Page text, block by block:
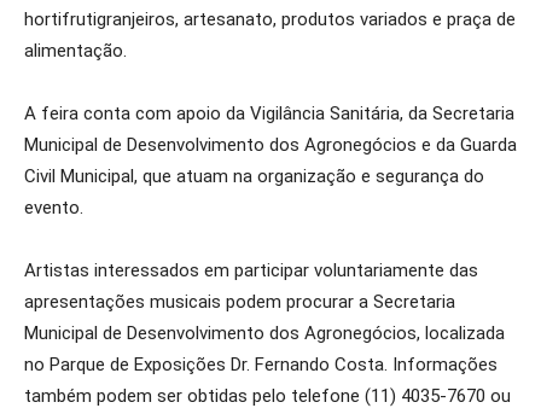
hortifrutigranjeiros, artesanato, produtos variados e praça de
alimentação.
A feira conta com apoio da Vigilância Sanitária, da Secretaria
Municipal de Desenvolvimento dos Agronegócios e da Guarda
Civil Municipal, que atuam na organização e segurança do
evento.
Artistas interessados em participar voluntariamente das
apresentações musicais podem procurar a Secretaria
Municipal de Desenvolvimento dos Agronegócios, localizada
no Parque de Exposições Dr. Fernando Costa. Informações
também podem ser obtidas pelo telefone (11) 4035-7670 ou